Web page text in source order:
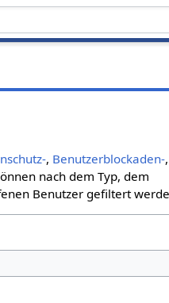
, Benutzerblockaden-,
nach dem Typ, dem
Benutzer gefiltert